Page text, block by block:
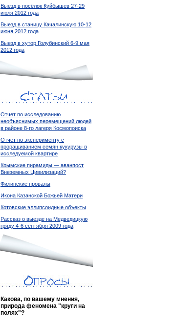
Выезд в посёлок Куйбышев 27-29
июля 2012 года
Выезд в станицу Качалинскую 10-12
июня 2012 года
Выезд в хутор Голубинский 6-9 мая
2012 года
Отчет по исследованию
необъяснимых перемещений людей
в районе 8-го лагеря Космопоиска
Отчет по эксперименту с
проращиванием семян кукурузы в
исследуемой квартире
Крымские пирамиды — аванпост
Внеземных Цивилизаций?
Филинские провалы
Икона Казанской Божьей Матери
Котовские эллипсоидные объекты
Рассказ о выезде на Медведицкую
гряду 4-6 сентября 2009 года
Какова, по вашему мнения,
природа феномена "круги на
полях"?